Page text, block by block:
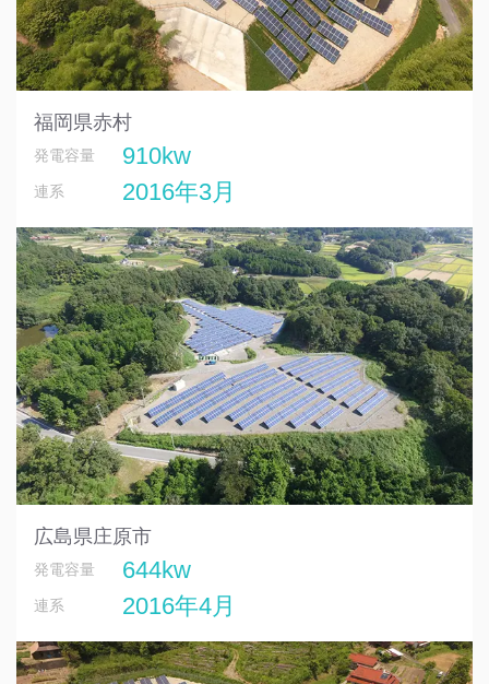
福岡県赤村
発電容量 910kw
連系 2016年3月
広島県庄原市
発電容量 644kw
連系 2016年4月